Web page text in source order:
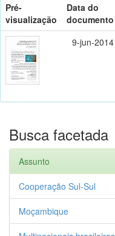
Pré-
visualização
Data do
documento
9-jun-2014
Busca facetada
Assunto
Cooperação Sul-Sul
Moçambique